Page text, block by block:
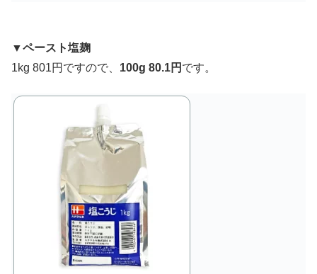
▼ペースト塩麹
1kg 801円ですので、 100g 80.1円 です。